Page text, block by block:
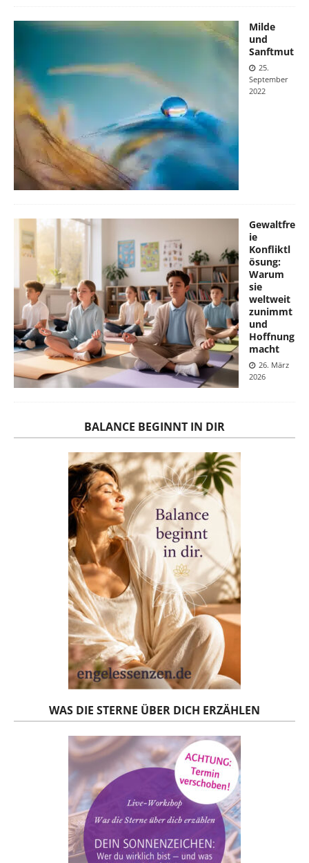
Milde
und
Sanftmut
25.
September
2022
Gewaltfre
ie
Konfliktl
ösung:
Warum
sie
weltweit
zunimmt
und
Hoffnung
macht
26. März
2026
BALANCE BEGINNT IN DIR
WAS DIE STERNE ÜBER DICH ERZÄHLEN